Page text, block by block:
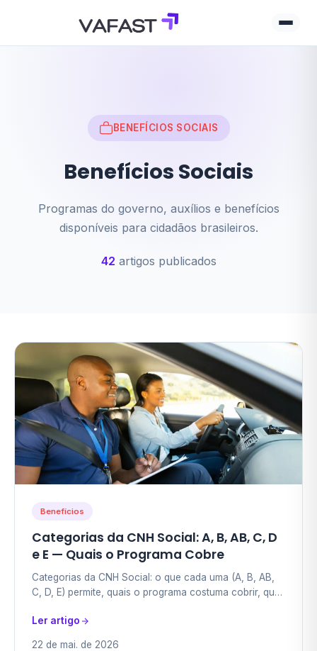
Benefícios Sociais
BENEFÍCIOS SOCIAIS
Benefícios Sociais
Programas do governo, auxílios e benefícios
disponíveis para cidadãos brasileiros.
42 artigos publicados
Benefícios
Categorias da CNH Social: A, B, AB, C, D
e E — Quais o Programa Cobre
Categorias da CNH Social: o que cada uma (A, B, AB,
C, D, E) permite, quais o programa costuma cobrir, qual
depois.
Ler artigo
22 de mai. de 2026